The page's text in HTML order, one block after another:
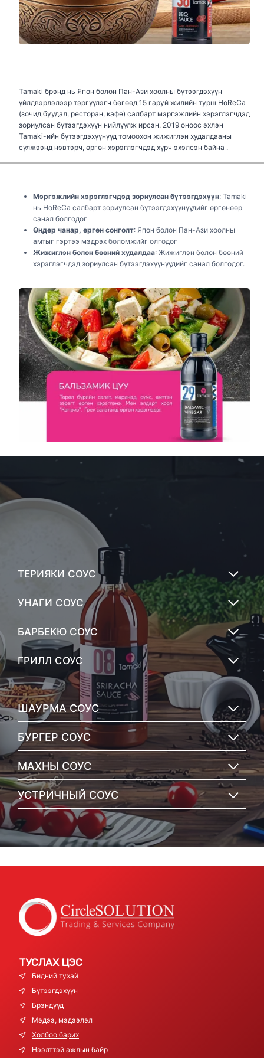
Tamaki брэнд нь Япон болон Пан-Ази хоолны бүтээгдэхүүн
үйлдвэрлэлээр тэргүүлэгч бөгөөд 15 гаруй жилийн турш HoReCa
(зочид буудал, ресторан, кафе) салбарт мэргэжлийн хэрэглэгчдэд
зориулсан бүтээгдэхүүн нийлүүлж ирсэн. 2019 оноос эхлэн
Tamaki-ийн бүтээгдэхүүнүүд томоохон жижиглэн худалдааны
сүлжээнд нэвтэрч, өргөн хэрэглэгчдэд хүрч эхэлсэн байна .
Мэргэжлийн хэрэглэгчдэд зориулсан бүтээгдэхүүн: Tamaki
нь HoReCa салбарт зориулсан бүтээгдэхүүнүүдийг өргөнөөр
санал болгодог
Өндөр чанар, өргөн сонголт: Япон болон Пан-Ази хоолны
амтыг гэртээ мэдрэх боломжийг олгодог
Жижиглэн болон бөөний худалдаа: Жижиглэн болон бөөний
хэрэглэгчдэд зориулсан бүтээгдэхүүнүүдийг санал болгодог.
ТЕРИЯКИ СОУС
УНАГИ СОУС
БАРБЕКЮ СОУС
ГРИЛЛ СОУС
ШАУРМА СОУС
БУРГЕР СОУС
МАХНЫ СОУС
УСТРИЧНЫЙ СОУС
ТУСЛАХ ЦЭС
Бидний тухай
Бүтээгдэхүүн
Брэндүүд
Мэдээ, мэдээлэл
Холбоо барих
Нээлттэй ажлын байр